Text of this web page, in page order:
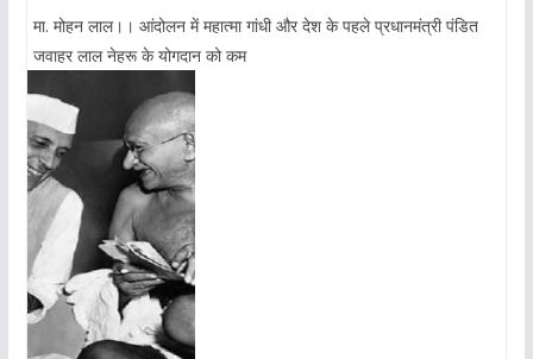
मा. मोहन लाल।। आंदोलन में महात्मा गांधी और देश के पहले प्रधानमंत्री पंडित
जवाहर लाल नेहरू के योगदान को कम